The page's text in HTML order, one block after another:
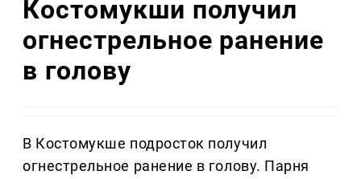
Костомукши получил
огнестрельное ранение
в голову
В Костомукше подросток получил
огнестрельное ранение в голову. Парня